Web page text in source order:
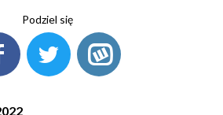
Podziel się